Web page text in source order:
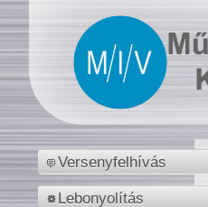
Versenyfelhívás
Lebonyolítás